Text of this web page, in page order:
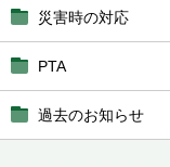
災害時の対応
PTA
過去のお知らせ